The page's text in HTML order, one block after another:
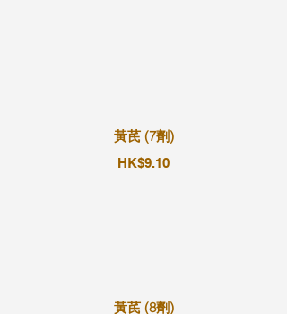
黃芪 (7劑)
HK$9.10
黃芪 (8劑)